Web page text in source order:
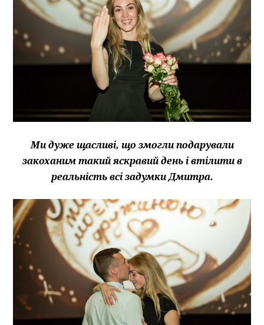
Ми дуже щасливі, що змогли подарували
закоханим такий яскравий день і втілити в
реальність всі задумки Дмитра.